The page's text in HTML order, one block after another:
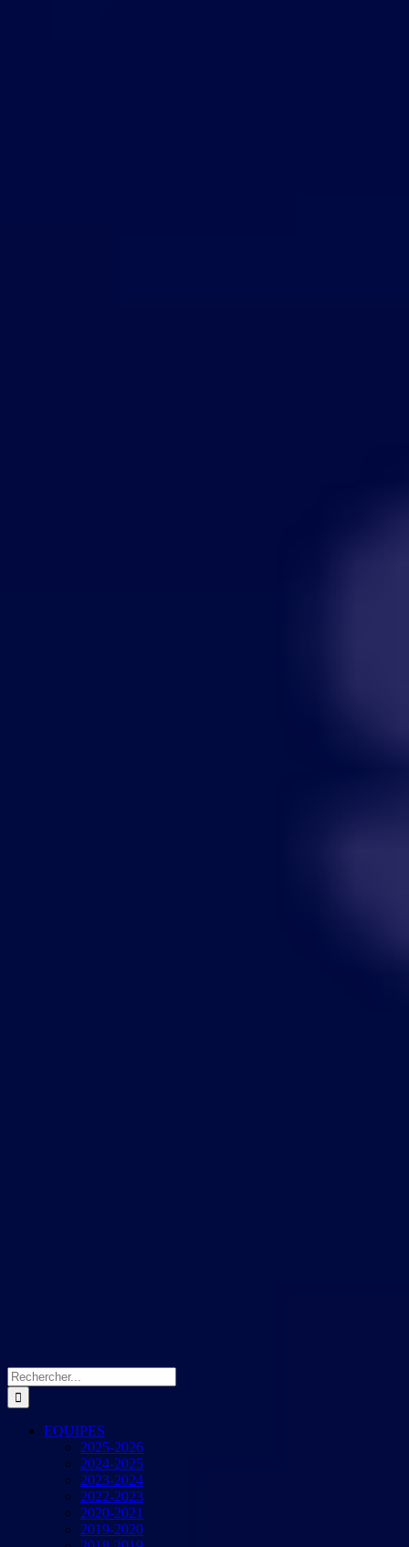
Rechercher:
EQUIPES
2025-2026
2024-2025
2023-2024
2022-2023
2020-2021
2019-2020